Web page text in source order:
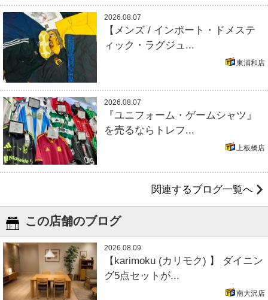
2026.08.07
【メンズ / インポート・ドメステ
ィック・ラグジュ...
東浦和店
2026.08.07
『ユニフォーム・ゲームシャツ』
を売るならトレフ...
上板橋店
関連するブログ一覧へ
この店舗のブログ
2026.08.09
【karimoku (カリモク) 】 ダイニン
グ5点セットが...
南大沢店